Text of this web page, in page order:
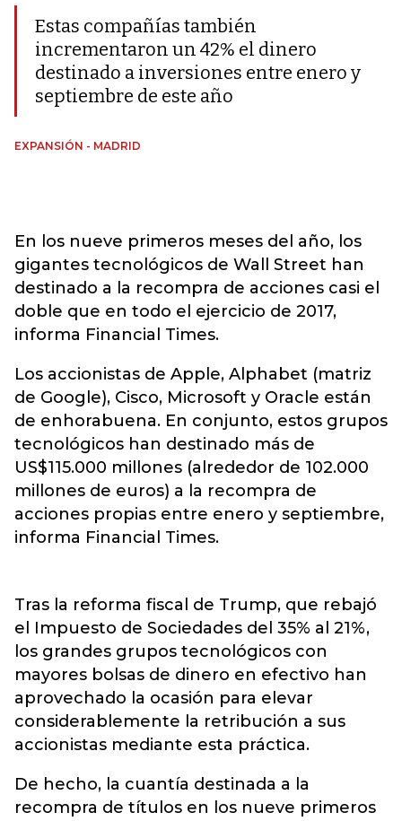
Estas compañías también
incrementaron un 42% el dinero
destinado a inversiones entre enero y
septiembre de este año
EXPANSIÓN - MADRID
En los nueve primeros meses del año, los
gigantes tecnológicos de Wall Street han
destinado a la recompra de acciones casi el
doble que en todo el ejercicio de 2017,
informa Financial Times.
Los accionistas de Apple, Alphabet (matriz
de Google), Cisco, Microsoft y Oracle están
de enhorabuena. En conjunto, estos grupos
tecnológicos han destinado más de
US$115.000 millones (alrededor de 102.000
millones de euros) a la recompra de
acciones propias entre enero y septiembre,
informa Financial Times.
Tras la reforma fiscal de Trump, que rebajó
el Impuesto de Sociedades del 35% al 21%,
los grandes grupos tecnológicos con
mayores bolsas de dinero en efectivo han
aprovechado la ocasión para elevar
considerablemente la retribución a sus
accionistas mediante esta práctica.
De hecho, la cuantía destinada a la
recompra de títulos en los nueve primeros